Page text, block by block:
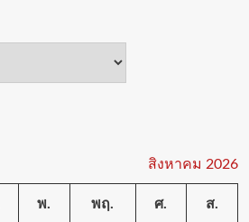
สิงหาคม 2026
พ. พฤ. ศ. ส.